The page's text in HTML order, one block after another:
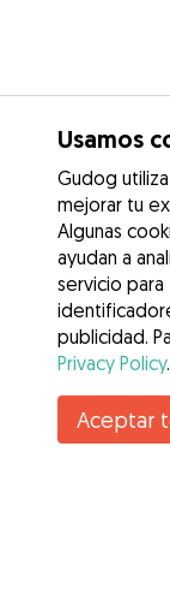
Usamos
Gudog
mejorar tu
Algunas
ayudan a
servicio
publicidad.
Privacy Policy.
Aceptar